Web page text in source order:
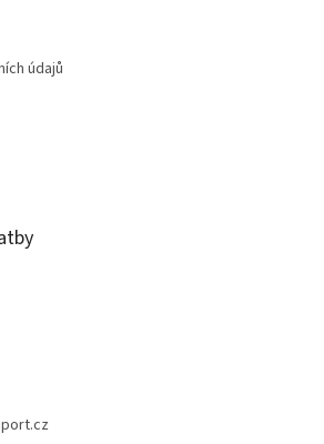
údajů